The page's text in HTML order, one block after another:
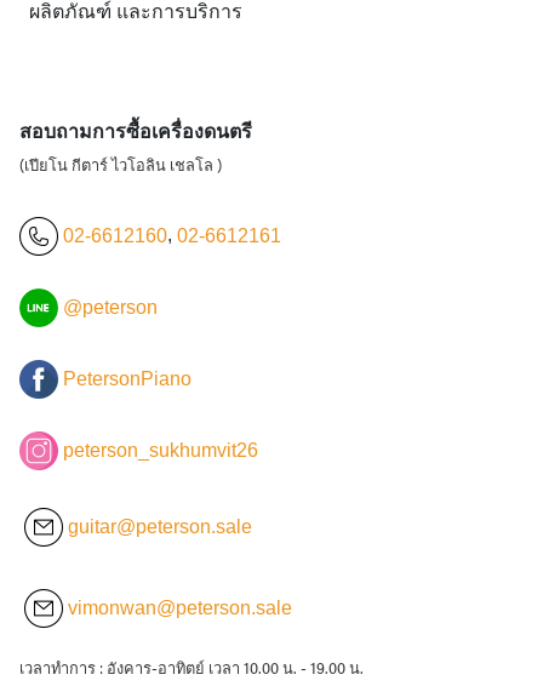
ผลิตภัณฑ์ และการบริการ
สอบถามการซื้อเครื่องดนตรี
(เปียโน กีตาร์ ไวโอลิน เชลโล )
02-6612160, 02-6612161
@peterson
PetersonPiano
peterson_sukhumvit26
guitar@peterson.sale
vimonwan@peterson.sale
เวลาทำการ : อังคาร-อาทิตย์ เวลา 10.00 น. - 19.00 น.